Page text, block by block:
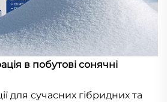
в побутові сонячні
для сучасних гібридних та